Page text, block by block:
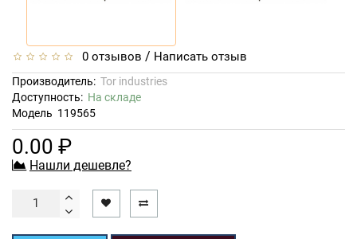
0 отзывов / Написать отзыв
Производитель: Tor industries
Доступность: На складе
Модель 119565
0.00 ₽
Нашли дешевле?